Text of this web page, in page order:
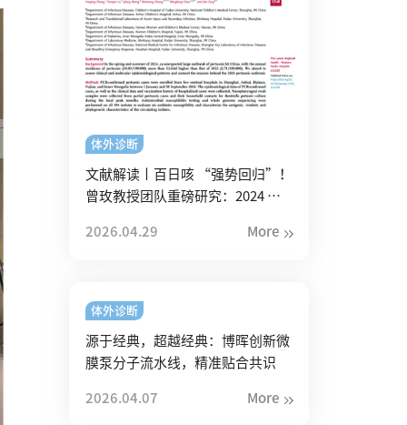
体外诊断
文献解读丨百日咳 “强势回归”！
曾玫教授团队重磅研究：2024 年
2026.04.29
More
体外诊断
源于经典，超越经典：博晖创新微
膜泵分子流水线，精准贴合共识
2026.04.07 More